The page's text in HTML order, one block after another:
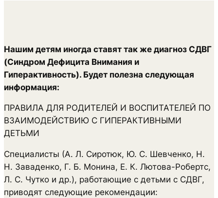
Нашим детям иногда ставят так же диагноз СДВГ
(Синдром Дефицита Внимания и
Гиперактивность). Будет полезна следующая
информация:
ПРАВИЛА ДЛЯ РОДИТЕЛЕЙ И ВОСПИТАТЕЛЕЙ ПО
ВЗАИМОДЕЙСТВИЮ С ГИПЕРАКТИВНЫМИ
ДЕТЬМИ
Специалисты (А. Л. Сиротюк, Ю. С. Шевченко, Н.
Н. Заваденко, Г. Б. Монина, Е. К. Лютова-Робертс,
Л. С. Чутко и др.), работающие с детьми с СДВГ,
приводят следующие рекомендации: